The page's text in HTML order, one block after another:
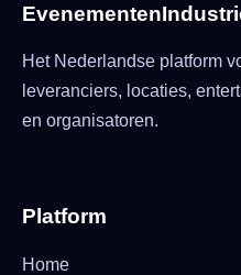
Het Nederlandse platform
leveranciers, locaties,
en organisatoren.
Platform
Home